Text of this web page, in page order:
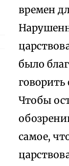
времен
было
говорить
Чтобы
самое,